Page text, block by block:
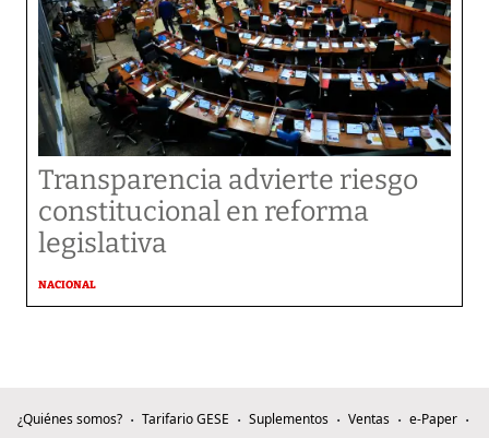
Transparencia advierte riesgo
constitucional en reforma
legislativa
NACIONAL
¿Quiénes somos? Tarifario GESE Suplementos Ventas
e-Paper